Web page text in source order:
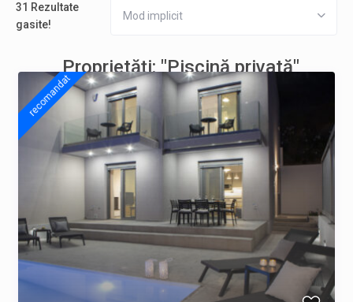
31 Rezultate
gasite!
Mod implicit
Proprietăți: "Piscină privată"
recomandat